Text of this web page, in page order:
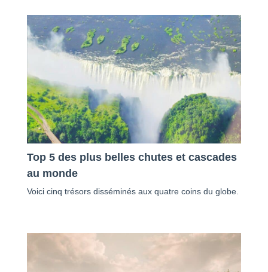
Top 5 des plus belles chutes et cascades
au monde
Voici cinq trésors disséminés aux quatre coins du globe.